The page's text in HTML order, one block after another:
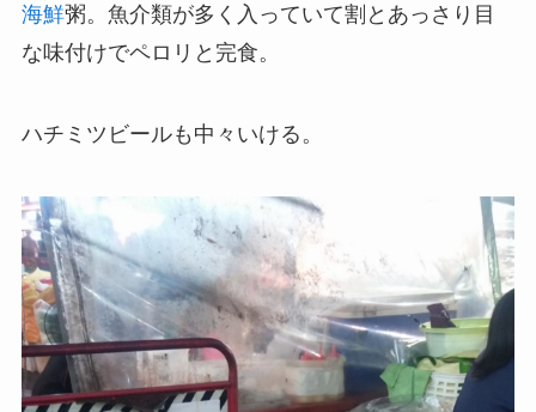
海鮮粥。魚介類が多く入っていて割とあっさり目
な味付けでペロリと完食。
ハチミツビールも中々いける。